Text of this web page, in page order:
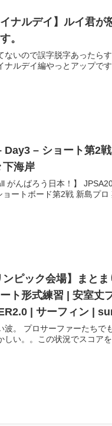
イナルデイ】ルイ君
。
ないので誤字脱字あったら
ナルデイ編やっとアップで
– ショート第2
下海岸
がんばろう日本！】
ョートボード第2戦 新島プ
ンピック会場】まとま
ト形式練習 | 安室丈
| サーフィン |
波。 プロサーファーたちで
しい。。この状況でスコア